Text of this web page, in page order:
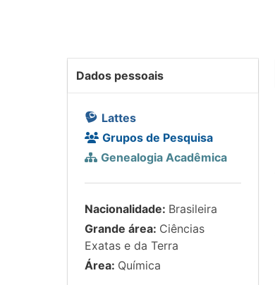
Dados pessoais
Lattes
Grupos de Pesquisa
Genealogia Acadêmica
Nacionalidade: Brasileira
Grande área: Ciências
Exatas e da Terra
Área: Química